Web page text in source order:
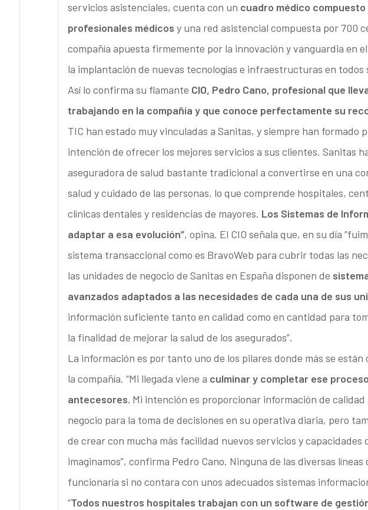
servicios asistenciales, cuenta con un cuadro médico compuesto
profesionales médicos y una red asistencial compuesta por 700
compañía apuesta firmemente por la innovación y vanguardia en
la implantación de nuevas tecnologías e infraestructuras en todos
Así lo confirma su flamante CIO, Pedro Cano, profesional que
trabajando en la compañía y que conoce perfectamente su
TIC han estado muy vinculadas a Sanitas, y siempre han formado
intención de ofrecer los mejores servicios a sus clientes. Sanitas
aseguradora de salud bastante tradicional a convertirse en una
salud y cuidado de las personas, lo que comprende hospitales,
clínicas dentales y residencias de mayores. Los Sistemas de
adaptar a esa evolución”, opina. El CIO señala que, en su día
sistema transaccional como es BravoWeb para cubrir todas las
las unidades de negocio de Sanitas en España disponen de
avanzados adaptados a las necesidades de cada una de sus
información suficiente tanto en calidad como en cantidad para
la finalidad de mejorar la salud de los asegurados”.
La información es por tanto uno de los pilares donde más se
la compañía. “Mi llegada viene a culminar y completar ese
antecesores. Mi intención es proporcionar información de calidad
negocio para la toma de decisiones en su operativa diaria, pero
de crear con mucha más facilidad nuevos servicios y capacidades
imaginamos”, confirma Pedro Cano. Ninguna de las diversas líneas
funcionaría si no contara con unos adecuados sistemas
“Todos nuestros hospitales trabajan con un software de